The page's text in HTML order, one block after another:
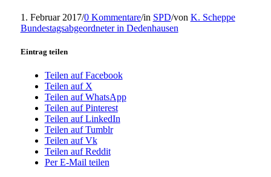
1. Februar 2017/0 Kommentare/in SPD/von K. Scheppe
Bundestagsabgeordneter in Dedenhausen
Eintrag teilen
Teilen auf Facebook
Teilen auf X
Teilen auf WhatsApp
Teilen auf Pinterest
Teilen auf LinkedIn
Teilen auf Tumblr
Teilen auf Vk
Teilen auf Reddit
Per E-Mail teilen